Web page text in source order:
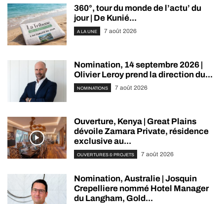
360°, tour du monde de l’actu’ du
jour | De Kunié...
A LA UNE 7 août 2026
Nomination, 14 septembre 2026 |
Olivier Leroy prend la direction du...
NOMINATIONS 7 août 2026
Ouverture, Kenya | Great Plains
dévoile Zamara Private, résidence
exclusive au...
OUVERTURES & PROJETS 7 août 2026
Nomination, Australie | Josquin
Crepelliere nommé Hotel Manager
du Langham, Gold...